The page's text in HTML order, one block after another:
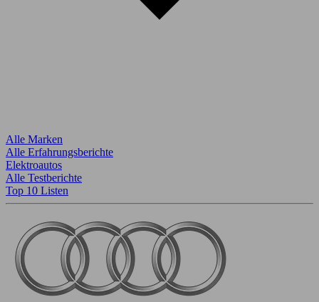
Alle Marken
Alle Erfahrungsberichte
Elektroautos
Alle Testberichte
Top 10 Listen